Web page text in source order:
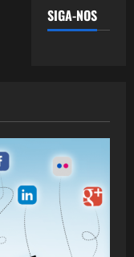
SIGA-NOS